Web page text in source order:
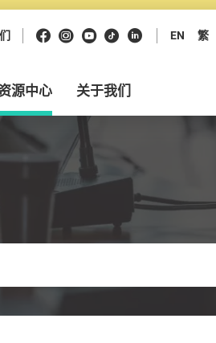
Facebook
Instagram
Youtube
抖音领英 EN 繁
源中心 关于我们